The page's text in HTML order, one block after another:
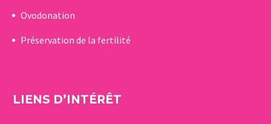
Ovodonation
Préservation de la fertilité
LIENS D’INTÉRÊT